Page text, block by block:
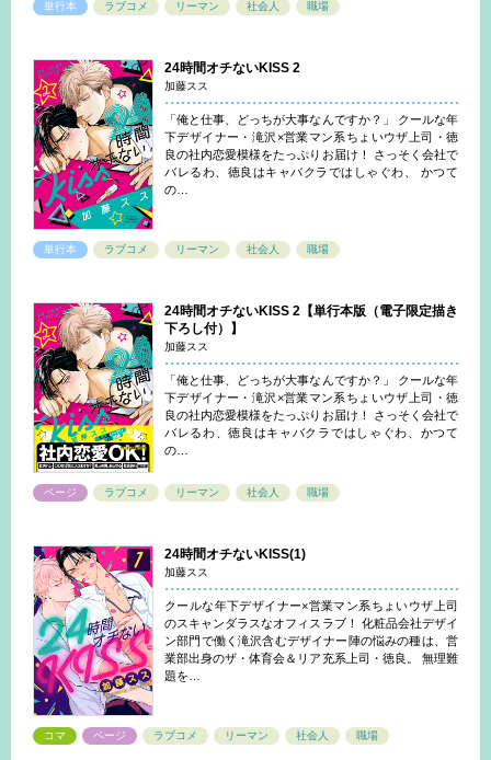
単行本 ラブコメ リーマン 社会人 職場
24時間オチないKISS 2
加藤スス
「俺と仕事、どっちが大事なんですか？」 クールな年
下デザイナー・滝沢×営業マン系ちょいウザ上司・徳
良の社内恋愛模様をたっぷりお届け！ さっそく会社で
バレるわ、徳良はキャバクラではしゃぐわ、 かつて
の…
単行本 ラブコメ リーマン 社会人 職場
24時間オチないKISS 2【単行本版（電子限定描き
下ろし付）】
加藤スス
「俺と仕事、どっちが大事なんですか？」 クールな年
下デザイナー・滝沢×営業マン系ちょいウザ上司・徳
良の社内恋愛模様をたっぷりお届け！ さっそく会社で
バレるわ、徳良はキャバクラではしゃぐわ、かつて
の…
ページ ラブコメ リーマン 社会人 職場
24時間オチないKISS(1)
加藤スス
クールな年下デザイナー×営業マン系ちょいウザ上司
のスキャンダラスなオフィスラブ！ 化粧品会社デザイ
ン部門で働く滝沢含むデザイナー陣の悩みの種は、営
業部出身のザ・体育会＆リア充系上司・徳良。 無理難
題を…
コマ ページ ラブコメ リーマン 社会人 職場